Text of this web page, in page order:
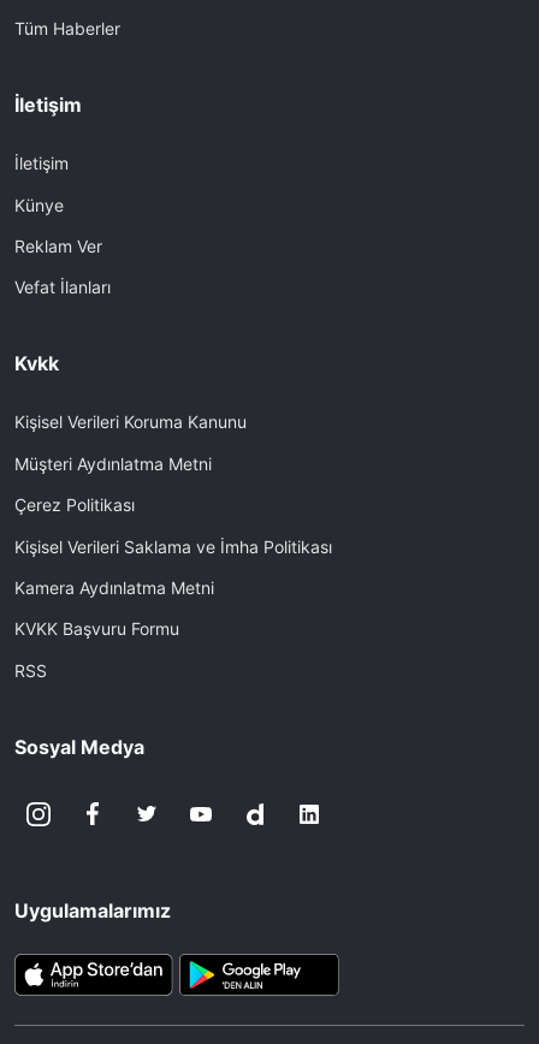
Tüm Haberler
İletişim
İletişim
Künye
Reklam Ver
Vefat İlanları
Kvkk
Kişisel Verileri Koruma Kanunu
Müşteri Aydınlatma Metni
Çerez Politikası
Kişisel Verileri Saklama ve İmha Politikası
Kamera Aydınlatma Metni
KVKK Başvuru Formu
RSS
Sosyal Medya
Uygulamalarımız